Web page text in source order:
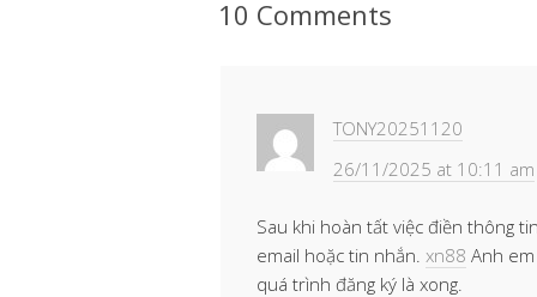
Li A o
10 Comments
TONY20251120
26/11/2025 at 10:11 am
Sau khi hoàn tất việc điền thông
email hoặc tin nhắn. xn88 Anh
quá trình đăng ký là xong.